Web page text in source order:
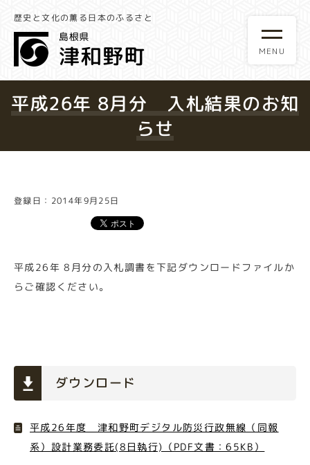
歴史と文化の薫る日本のふるさと
平成26年 8月分 入札結果のお知
らせ
登録日：2014年9月25日
平成26年 8月分の入札調書を下記ダウンロードファイルか
らご確認ください。
ダウンロード
平成26年度 津和野町デジタル防災行政無線（同報
系）設計業務委託(8日執行)（PDF文書：65KB）